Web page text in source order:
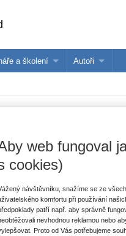
a školení
ASPI, Libra a Praetor
Autoři
PublishOne
procesu.
Wolters Kluwer
Simona
publikace monografie
web fungoval
cookies)
návštěvníku, snažíme se ze
komfortu při používání
patří např. aby správně
nevhodnou reklamou nebo
Proto od Vás potřebujeme